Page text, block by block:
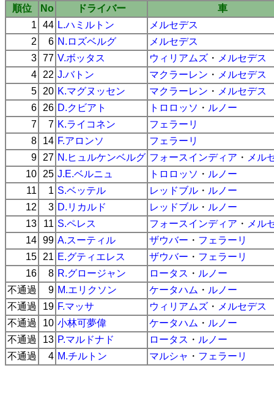
順位 No ドライバー
車
1
44 L.ハミルトン
メルセデス
2
6 N.ロズベルグ
メルセデス
3 77 V.ボッタス ウィリアムズ ・ メルセデス
4
22 J.バトン マクラーレン ・ メルセデス
5
20 K.マグヌッセン マクラーレン ・ メルセデス
6
26 D.クビアト トロロッソ ・ ルノー
7
7 K.ライコネン
フェラーリ
8
14 F.アロンソ
フェラーリ
9
27 N.ヒュルケンベルグ フォースインディア ・ メル
10
25 J.E.ベルニュ トロロッソ ・ ルノー
11
1 S.ベッテル レッドブル ・ ルノー
12
3 D.リカルド レッドブル ・ ルノー
13
11 S.ペレス フォースインディア ・ メル
14 99 A.スーティル ザウバー ・ フェラーリ
15
21 E.グティエレス ザウバー ・ フェラーリ
16
8 R.グロージャン ロータス ・ ルノー
不通過
9 M.エリクソン ケータハム ・ ルノー
不通過
19 F.マッサ ウィリアムズ ・ メルセデス
不通過
10 小林可夢偉 ケータハム ・ ルノー
不通過
13 P.マルドナド ロータス ・ ルノー
不通過
4 M.チルトン マルシャ ・ フェラーリ